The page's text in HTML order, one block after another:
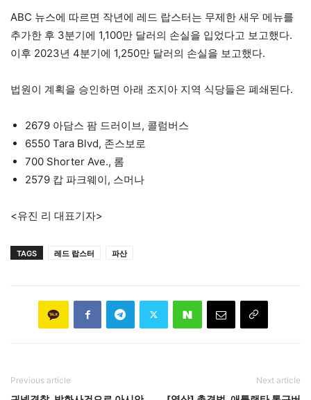
ABC 뉴스에 따르면 작년에 레드 랍스터는 무제한 새우 메뉴를
추가한 후 3분기에 1,100만 달러의 손실을 입었다고 보고했다.
이후 2023년 4분기에 1,250만 달러의 손실을 보고했다.
법원이 계획을 승인하면 아래 조지아 지역 식당들은 폐쇄된다.
2679 아담스 팜 드러이브, 콜럼버스
6550 Tara Blvd, 존스보로
700 Shorter Ave., 롬
2579 캅 파크웨이, 스머나
<유진 리 대표기자>
TAGS 레드 랍스터 파산
Previous article Next article